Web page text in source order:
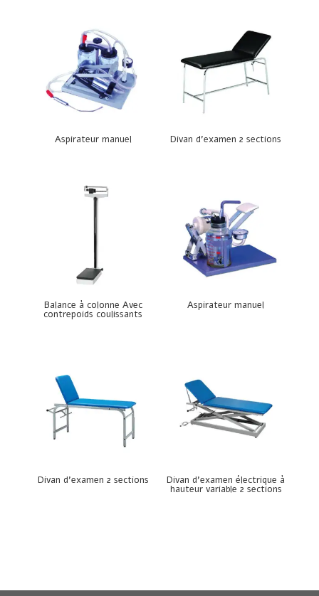
Aspirateur manuel Divan d’examen 2 sections
Balance à colonne Avec
contrepoids coulissants
Aspirateur manuel
Divan d’examen 2 sections Divan d’examen électrique à
hauteur variable 2 sections